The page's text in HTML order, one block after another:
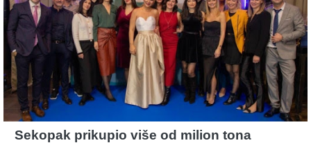
Sekopak prikupio više od milion tona